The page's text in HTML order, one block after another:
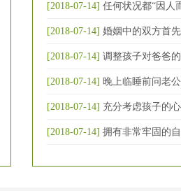
[2018-07-14] 任何状况都“因人
[2018-07-14] 婚姻中的双方首
[2018-07-14] 调整孩子对爸爸
[2018-07-14] 晚上临睡前问老公
[2018-07-14] 充分考虑孩子的
[2018-07-14] 拥有非常牢固的